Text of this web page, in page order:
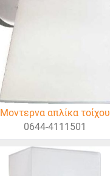
Μοντερνα απλίκα τοίχου
0644-4111501